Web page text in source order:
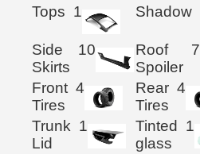
Tops 1 Shadow
Side
Skirts
10
Roof
Spoiler
7
Front
Tires
4
Rear
Tires
4
Trunk
Lid
1
Tinted
glass
1